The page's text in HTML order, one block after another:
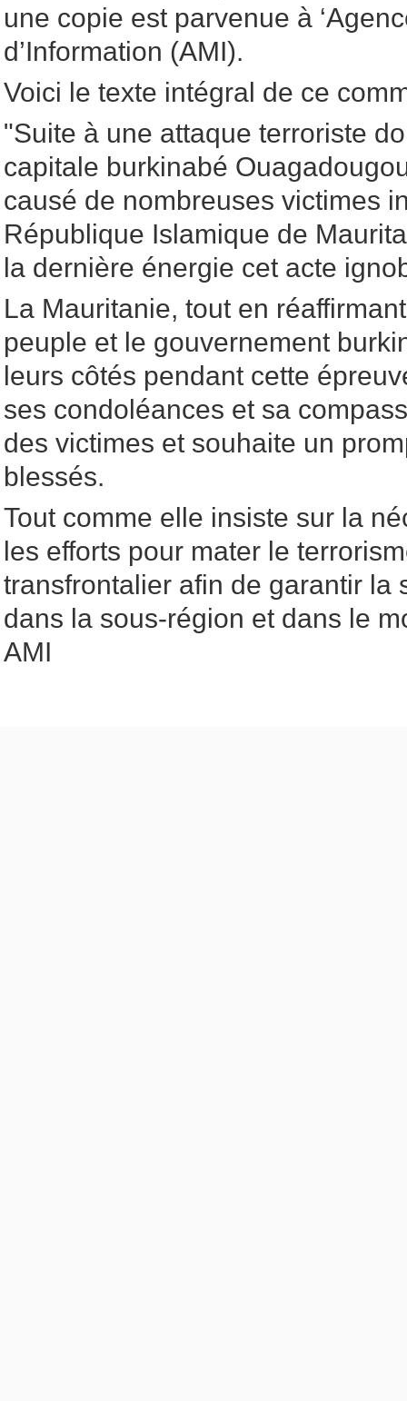
une copie est parvenue à
d’Information (AMI).
Voici le texte intégral de ce
"Suite à une attaque terroriste
capitale burkinabé
causé de nombreuses victimes
République Islamique de
la dernière énergie cet acte
La Mauritanie, tout en
peuple et le gouvernement
leurs côtés pendant cette
ses condoléances et sa
des victimes et souhaite un
blessés.
Tout comme elle insiste sur la
les efforts pour mater le
transfrontalier afin de garantir la
dans la sous-région et dans le
AMI